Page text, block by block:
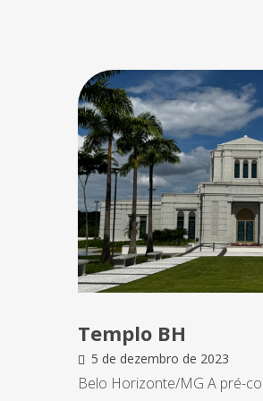
Templo BH
5 de dezembro de 2023
Belo Horizonte/MG A pré-